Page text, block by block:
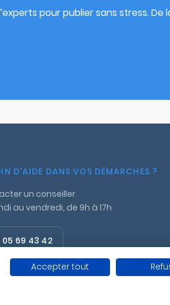
pour publier sans stress.
D'AIDE DANS VOS DÉMARCHES ?
un conseiller
au vendredi, de 9h à 17h
05 69 43 42
Accepter tout